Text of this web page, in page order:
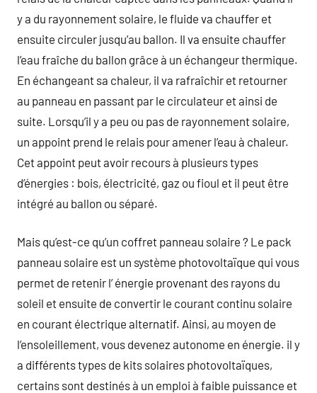
y a du rayonnement solaire, le fluide va chauffer et
ensuite circuler jusqu’au ballon. Il va ensuite chauffer
l’eau fraîche du ballon grâce à un échangeur thermique.
En échangeant sa chaleur, il va rafraîchir et retourner
au panneau en passant par le circulateur et ainsi de
suite. Lorsqu’il y a peu ou pas de rayonnement solaire,
un appoint prend le relais pour amener l’eau à chaleur.
Cet appoint peut avoir recours à plusieurs types
d’énergies : bois, électricité, gaz ou fioul et il peut être
intégré au ballon ou séparé.
Mais qu’est-ce qu’un coffret panneau solaire ? Le pack
panneau solaire est un système photovoltaïque qui vous
permet de retenir l’ énergie provenant des rayons du
soleil et ensuite de convertir le courant continu solaire
en courant électrique alternatif. Ainsi, au moyen de
l’ensoleillement, vous devenez autonome en énergie. il y
a différents types de kits solaires photovoltaïques,
certains sont destinés à un emploi à faible puissance et